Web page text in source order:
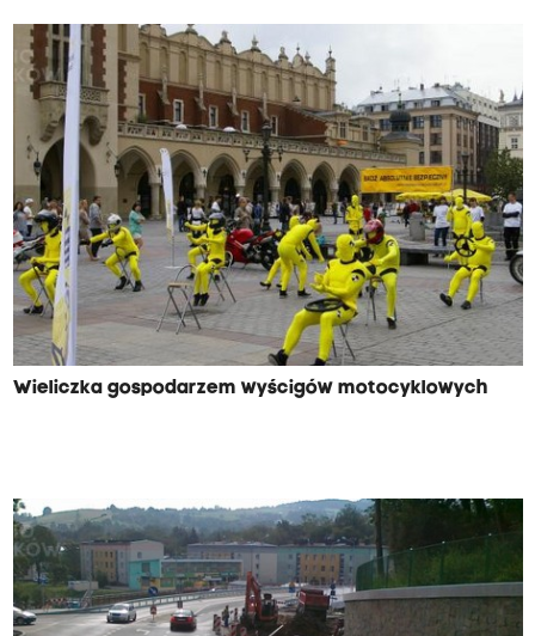
Wieliczka gospodarzem wyścigów motocyklowych